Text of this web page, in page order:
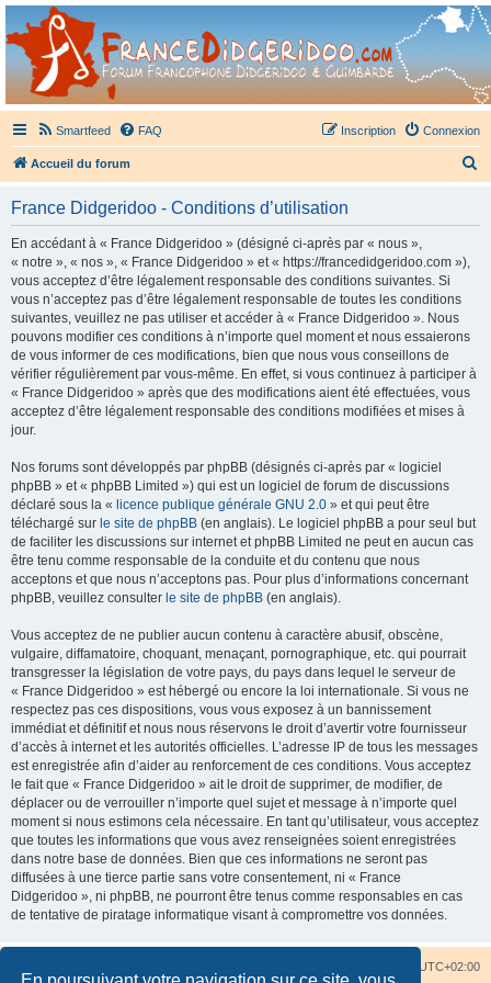
France Didgeridoo
Didgeridoo et Guimbarde sur France Didgeridoo - retrouvez la communauté.
Smartfeed FAQ Connexion
Inscription
Accueil du forum
France Didgeridoo - Conditions d’utilisation
En accédant à « France Didgeridoo » (désigné ci-après par « nous »,
« notre », « nos », « France Didgeridoo » et « https://francedidgeridoo.com »),
vous acceptez d’être légalement responsable des conditions suivantes. Si
vous n’acceptez pas d’être légalement responsable de toutes les conditions
suivantes, veuillez ne pas utiliser et accéder à « France Didgeridoo ». Nous
pouvons modifier ces conditions à n’importe quel moment et nous essaierons
de vous informer de ces modifications, bien que nous vous conseillons de
vérifier régulièrement par vous-même. En effet, si vous continuez à participer à
« France Didgeridoo » après que des modifications aient été effectuées, vous
acceptez d’être légalement responsable des conditions modifiées et mises à
jour.
Nos forums sont développés par phpBB (désignés ci-après par « logiciel
phpBB » et « phpBB Limited ») qui est un logiciel de forum de discussions
déclaré sous la « licence publique générale GNU 2.0 » et qui peut être
téléchargé sur le site de phpBB (en anglais). Le logiciel phpBB a pour seul but
de faciliter les discussions sur internet et phpBB Limited ne peut en aucun cas
être tenu comme responsable de la conduite et du contenu que nous
acceptons et que nous n’acceptons pas. Pour plus d’informations concernant
phpBB, veuillez consulter le site de phpBB (en anglais).
Vous acceptez de ne publier aucun contenu à caractère abusif, obscène,
vulgaire, diffamatoire, choquant, menaçant, pornographique, etc. qui pourrait
transgresser la législation de votre pays, du pays dans lequel le serveur de
« France Didgeridoo » est hébergé ou encore la loi internationale. Si vous ne
respectez pas ces dispositions, vous vous exposez à un bannissement
immédiat et définitif et nous nous réservons le droit d’avertir votre fournisseur
d’accès à internet et les autorités officielles. L’adresse IP de tous les messages
est enregistrée afin d’aider au renforcement de ces conditions. Vous acceptez
le fait que « France Didgeridoo » ait le droit de supprimer, de modifier, de
déplacer ou de verrouiller n’importe quel sujet et message à n’importe quel
moment si nous estimons cela nécessaire. En tant qu’utilisateur, vous acceptez
que toutes les informations que vous avez renseignées soient enregistrées
dans notre base de données. Bien que ces informations ne seront pas
diffusées à une tierce partie sans votre consentement, ni « France
Didgeridoo », ni phpBB, ne pourront être tenus comme responsables en cas
de tentative de piratage informatique visant à compromettre vos données.
UTC+02:00